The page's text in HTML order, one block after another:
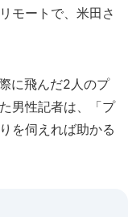
モートで、米田さ
に飛んだ2人のプ
男性記者は、「プ
を伺えれば助かる